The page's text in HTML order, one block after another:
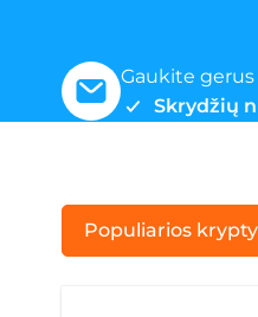
Gaukite
Skrydžių
Populiarios